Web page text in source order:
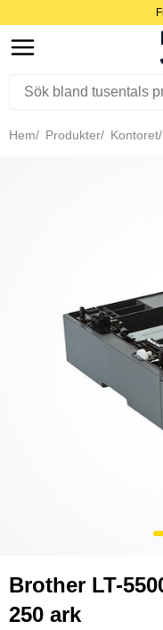
Hem Produkter Kontoret
Brother LT-
250 ark